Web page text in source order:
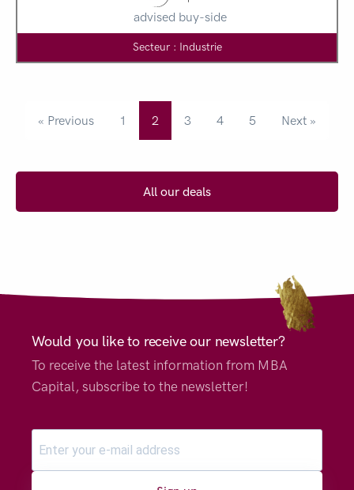
advised buy-side
Secteur : Industrie
« Previous 1 2 3 4 5 Next »
All our deals
Would you like to receive our newsletter?
To receive the latest information from MBA
Capital, subscribe to the newsletter!